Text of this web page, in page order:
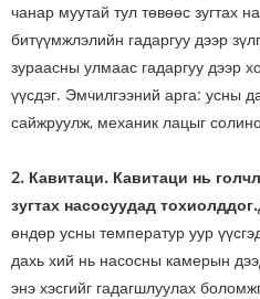
чанар муутай тул төвөөс зугтах
битүүмжлэлийн гадаргуу дээр
зураасны улмаас гадаргуу дээр
үүсдэг. Эмчилгээний арга: усны
сайжруулж, механик лацыг
2. Кавитаци. Кавитаци нь
зугтах насосуудад тохиолддог.
өндөр усны температур уур
дахь хий нь насосны камерын
энэ хэсгийг гадагшлуулах